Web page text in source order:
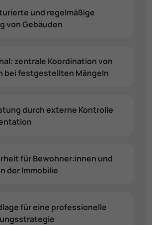
und regelmäßige
von Gebäuden
zentrale Koordination von
bei fest­gestellten Mängeln
durch externe Kontrolle
für Bewohner­:innen und
der Immobilie
für eine professio­nelle